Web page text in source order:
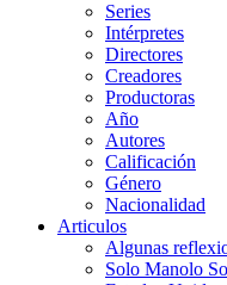
Series
Intérpretes
Directores
Creadores
Productoras
Año
Autores
Calificación
Género
Nacionalidad
Articulos
Algunas
Solo Manolo